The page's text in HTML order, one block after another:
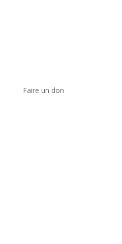
Faire un don